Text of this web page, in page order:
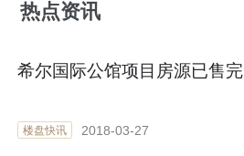
热点资讯
希尔国际公馆项目房源已售完
楼盘快讯 2018-03-27